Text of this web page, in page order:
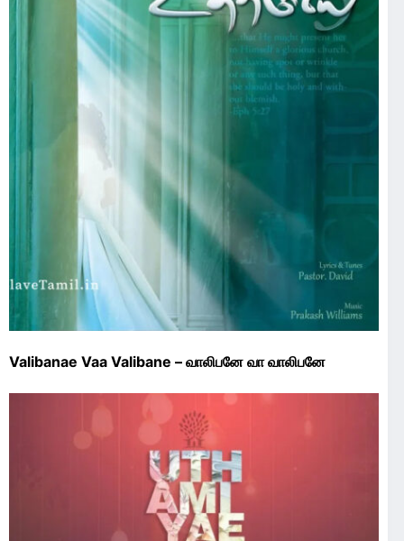
Valibanae Vaa Valibane – வாலிபனே வா வாலிபனே